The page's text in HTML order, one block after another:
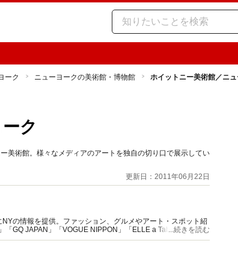
ーク ニューヨークの美術館・博物館 ホイットニー美術館／ニ
ク
美術館。様々なメディアのアートを独自の切り口で展示してい
更新日：2011年06月22日
の情報を提供。ファッション、グルメやアート・スポット紹
GQ JAPAN」「VOGUE NIPPON」「ELLE a Table」など。
...続きを読む